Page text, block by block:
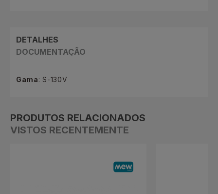
DETALHES
DOCUMENTAÇÃO
Gama: S-130V
PRODUTOS RELACIONADOS
VISTOS RECENTEMENTE